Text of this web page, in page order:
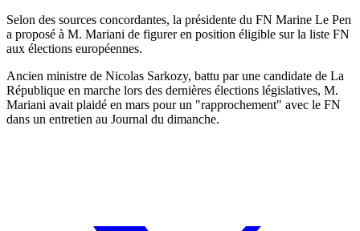
Selon des sources concordantes, la présidente du FN Marine Le Pen
a proposé à M. Mariani de figurer en position éligible sur la liste FN
aux élections européennes.
Ancien ministre de Nicolas Sarkozy, battu par une candidate de La
République en marche lors des dernières élections législatives, M.
Mariani avait plaidé en mars pour un "rapprochement" avec le FN
dans un entretien au Journal du dimanche.